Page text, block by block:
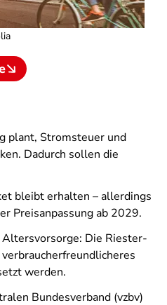
plant, Stromsteuer und
Dadurch sollen die
bleibt erhalten – allerdings
Preisanpassung ab 2029.
Die Riester-
werden.
Bundesverband (vzbv)